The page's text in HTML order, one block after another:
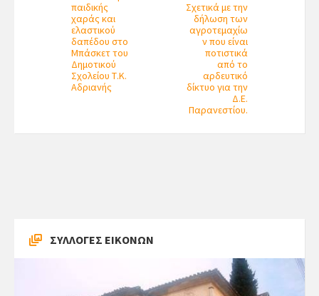
παιδικής
χαράς και
ελαστικού
δαπέδου στο
Μπάσκετ του
Δημοτικού
Σχολείου Τ.Κ.
Αδριανής
Σχετικά με την
δήλωση των
αγροτεμαχίω
ν που είναι
ποτιστικά
από το
αρδευτικό
δίκτυο για την
Δ.Ε.
Παρανεστίου.
ΣΥΛΛΟΓΕΣ ΕΙΚΟΝΩΝ